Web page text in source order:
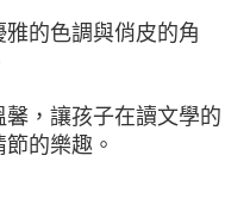
的色調與俏皮的角
，讓孩子在讀文學的
的樂趣。